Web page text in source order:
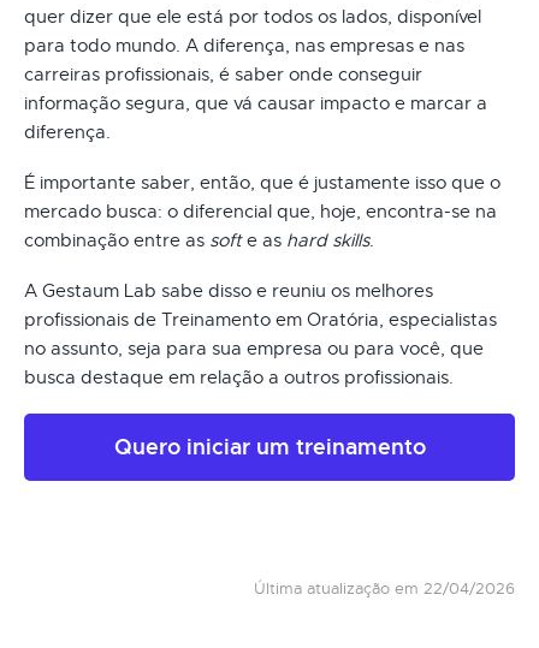
quer dizer que ele está por todos os lados, disponível
para todo mundo. A diferença, nas empresas e nas
carreiras profissionais, é saber onde conseguir
informação segura, que vá causar impacto e marcar a
diferença.
É importante saber, então, que é justamente isso que o
mercado busca: o diferencial que, hoje, encontra-se na
combinação entre as softe as hard skills.
A Gestaum Lab sabe disso e reuniu os melhores
profissionais de Treinamento em Oratória, especialistas
no assunto, seja para sua empresa ou para você, que
busca destaque em relação a outros profissionais.
Quero iniciar um treinamento
Última atualização em 22/04/2026